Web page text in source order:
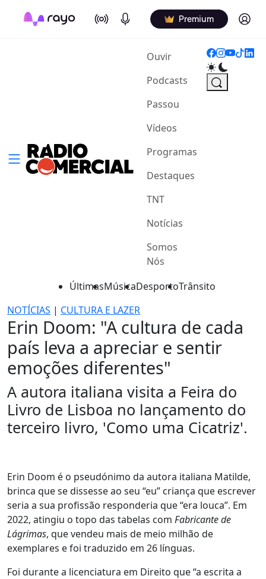
On Air Podcasts Premium Log in
Ouvir(current)
Podcasts
Passou
Vídeos
Programas
Destaques
TNT
Notícias
Somos
Nós
ÚltimasMúsicaDesportoTrânsito
NOTÍCIAS | CULTURA E LAZER
Erin Doom: "A cultura de cada
país leva a apreciar e sentir
emoções diferentes"
A autora italiana visita a Feira do
Livro de Lisboa no lançamento do
terceiro livro, 'Como uma Cicatriz'.
Erin Doom é o pseudónimo da autora italiana Matilde,
brinca que se dissesse ao seu “eu” criança que escrever
seria a sua profissão responderia que “era louca”. Em
2022, atingiu o topo das tabelas com Fabricante de
Lágrimas, que vendeu mais de meio milhão de
exemplares e foi traduzido em 26 línguas.
Foi durante a licenciatura em Direito que “a escrita a